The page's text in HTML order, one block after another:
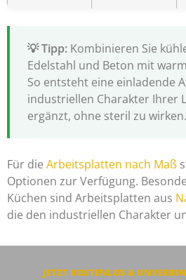
Kombinieren Sie
Edelstahl und Beton mit
So entsteht eine einladende
industriellen Charakter Ihrer
ergänzt, ohne steril zu wirken.
Für die Arbeitsplatten nach Maß
Optionen zur Verfügung.
Küchen sind Arbeitsplatten aus
die den industriellen Charakter
JETZT KOSTENLOS &